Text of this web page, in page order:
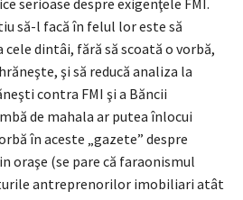
să-l facă în felul lor este să
dintâi, fără să scoată o vorbă,
şi să reducă analiza la
contra FMI şi a Băncii
de mahala ar putea înlocui
în aceste „gazete” despre
oraşe (se pare că faraonismul
antreprenorilor imobiliari atât